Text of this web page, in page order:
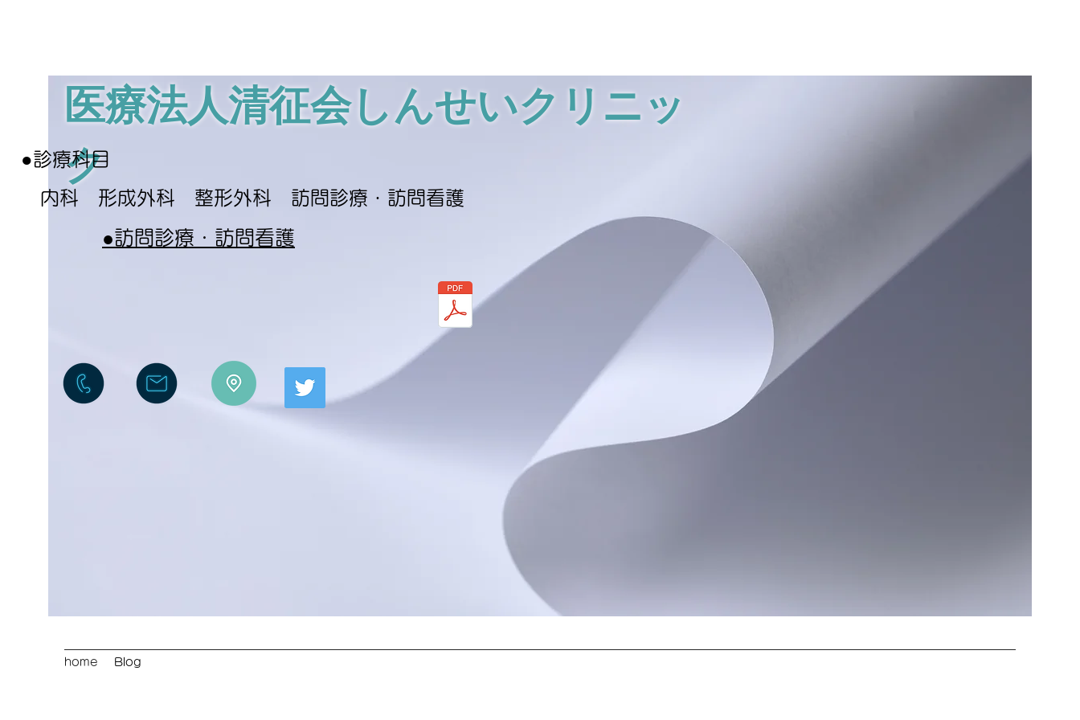
医療法人清征会しんせいクリニッ
ク
​●訪問診療・訪問看護
月30日付けで 閉院いたしました。
●診療科目
内科 形成外科 整形外科 ​訪問診療・訪問看護
home Blog